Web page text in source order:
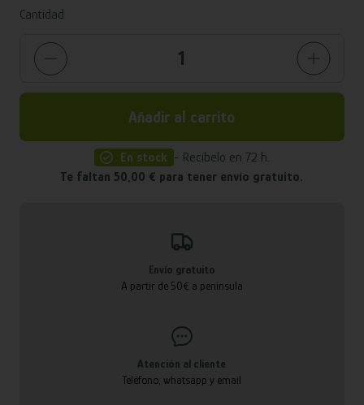
Cantidad
Añadir al carrito
En stock - Recíbelo en 72 h.
Te faltan 50,00 € para tener envío gratuito.
Envío gratuito
A partir de 50€ a península
Atención al cliente
Teléfono, whatsapp y email